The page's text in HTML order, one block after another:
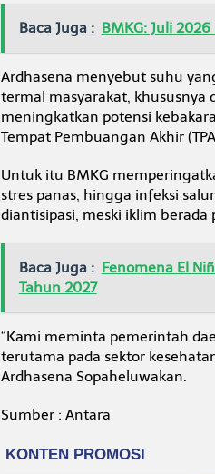
Baca Juga : BMKG: Juli
Ardhasena menyebut suhu
termal masyarakat, khususnya
meningkatkan potensi
Tempat Pembuangan Akhir
Untuk itu BMKG
stres panas, hingga infeksi
diantisipasi, meski iklim berada
Baca Juga : Fenomena El
Tahun 2027
“Kami meminta pemerintah
terutama pada sektor
Ardhasena Sopaheluwakan.
Sumber : Antara